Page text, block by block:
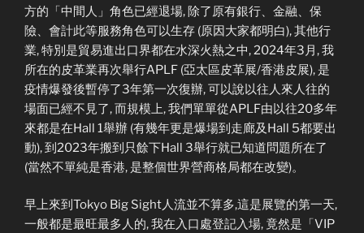
方的「中間人」角色已經退場, 除了原有銀行、金融、保
險、會計此等服務角色可以生存 (原因大家都明白), 其他行
業, 特別是貿易進出口界都在水深火熱之中, 2024年3月, 我
所在的皮革業再次舉行APLF (亞太區皮革展/香港皮展), 是
疫情爆發後暫停了3年第一次復辦, 可以說以往人來人往的
場面已經不見了, 而規模上, 我們單單從APLF由以往20多年
來都是在Hall 1舉辦 (有幾年更是爆場到走廊及Hall 5都要出
動), 到2023年搬到只餘下Hall 3舉行就已知道問題所在了
(當然不單純是香港, 是整個世界營商格局都在改變)。
早上來到Tokyo Big Sight人流並不算多,這是展覽的第一天,
一般都是最旺最多人的, 我在入口處登記入場, 竟然是「VIP